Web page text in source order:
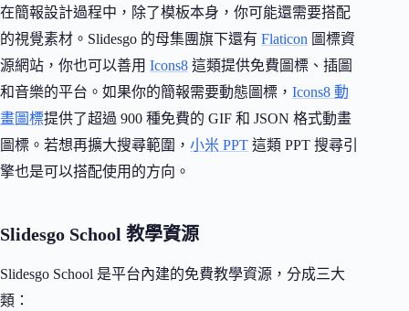
在簡報設計過程中，除了模板本身，你可能還需要搭配
的視覺素材。Slidesgo 的母集團旗下還有 Flaticon 圖標資
源網站，你也可以善用 Icons8 這類提供免費圖標、插圖
和音樂的平台。如果你的簡報需要動態圖標， Icons8 動
畫圖標提供了超過 900 種免費的 GIF 和 JSON 格式動畫
圖標。若想再擴大搜尋範圍， 小米 PPT 這類 PPT 搜尋引
擎也是可以搭配使用的方向。
Slidesgo School 教學資源
Slidesgo School 是平台內建的免費教學資源，分成三大
類：